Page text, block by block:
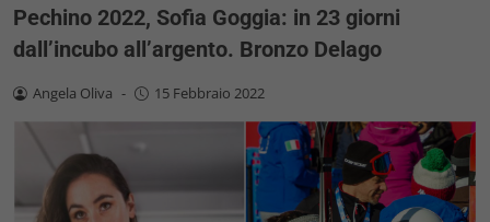
Pechino 2022, Sofia Goggia: in 23 giorni
dall’incubo all’argento. Bronzo Delago
Angela Oliva - 15 Febbraio 2022